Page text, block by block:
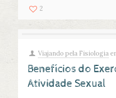
2
Viajando pela Fisiologia
Benefícios do
Atividade Sexual